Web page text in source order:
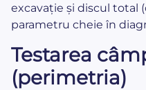
excavație și discul total
parametru cheie în
Testarea
(perimetria)